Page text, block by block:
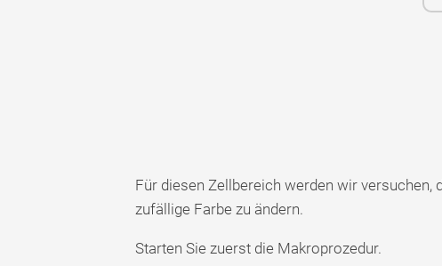
Für diesen Zellbereich werden wir
zufällige Farbe zu ändern.
Starten Sie zuerst die Makroprozedur.